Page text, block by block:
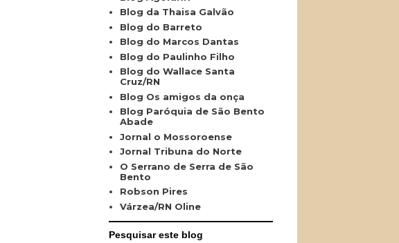
Blog da Thaisa Galvão
Blog do Barreto
Blog do Marcos Dantas
Blog do Paulinho Filho
Blog do Wallace Santa
Cruz/RN
Blog Os amigos da onça
Blog Paróquia de São Bento
Abade
Jornal o Mossoroense
Jornal Tribuna do Norte
O Serrano de Serra de São
Bento
Robson Pires
Várzea/RN Oline
Pesquisar este blog